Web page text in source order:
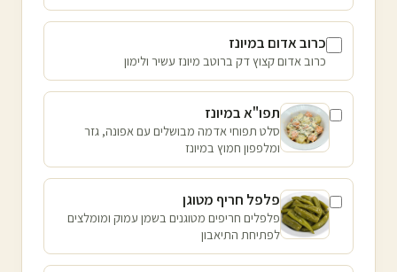
כרוב אדום במיונז
כרוב אדום קצוץ דק ברוטב מיונז עשיר ולימון
תפו"א במיונז
סלט תפוחי אדמה מבושלים עם אפונה, גזר
ומלפפון חמוץ במיונז
פלפל חריף מטוגן
פלפלים חריפים מטוגנים בשמן עמוק ומומלצים
לפתיחת התיאבון